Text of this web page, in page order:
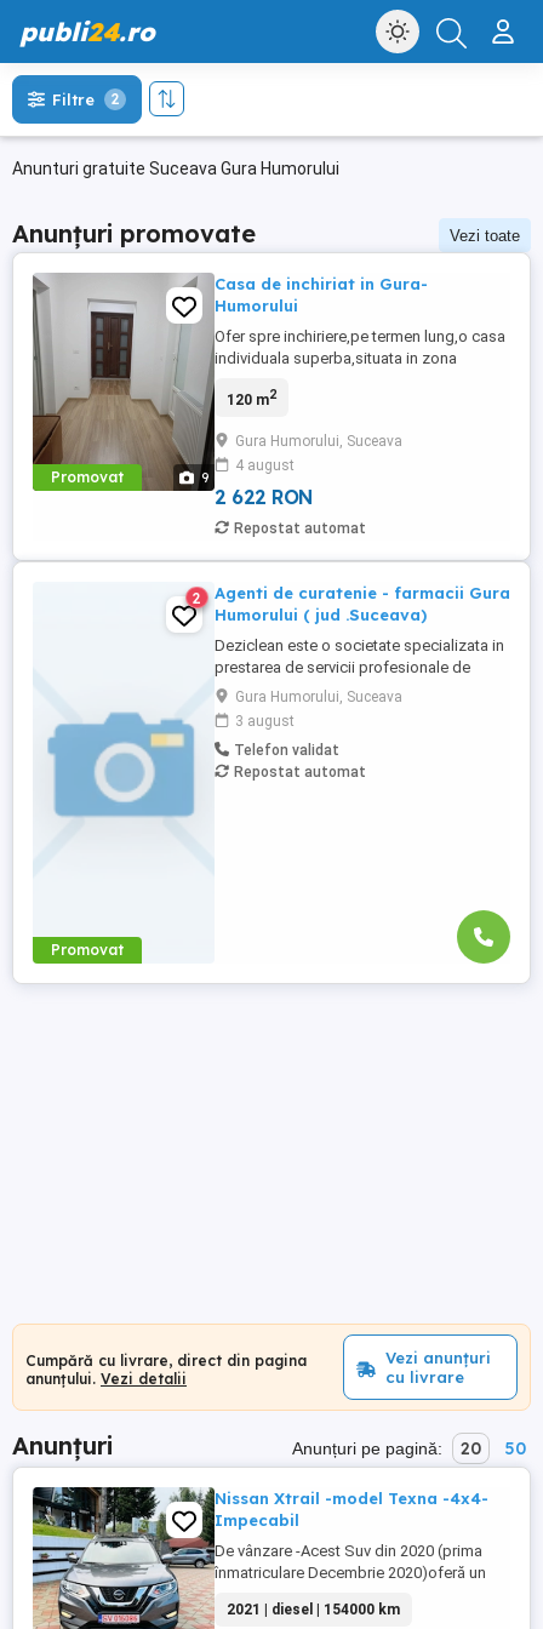
publi24.ro
Anunturi gratuite Suceava Gura Humorului
Filtre 2
Anunțuri promovate Vezi toate
Promovat 9
Casa de inchiriat in Gura-
Humorului
Ofer spre inchiriere,pe termen lung,o casa
individuala superba,situata in zona
complet renovata recent si are o izolare
dormitoare spatioase,living open -space
cu bucatarie noua,,complet utilata,o baie
moderna si o centrala ...
120 m2
Gura Humorului, Suceava
4 august
2 622 RON
Repostat automat
Promovat
2
Agenti de curatenie - farmacii Gura
Humorului ( jud .Suceava)
Deziclean este o societate specializata in
prestarea de servicii profesionale de
curatenie. Compania noastra asigura
servicii de curatenie in aproape toate
orasele mari din Romania. Suntem in
cautare de agenti de curatenie pentru
farmacii. Program part-time Atributii:
Gura Humorului, Suceava
3 august
Telefon validat
Repostat automat
Cumpără cu livrare, direct din pagina
anunțului. Vezi detalii
Vezi anunțuri
cu livrare
Anunțuri Anunțuri pe pagină: 20 50
Nissan Xtrail -model Texna -4x4-
Impecabil
De vânzare -Acest Suv din 2020 (prima
înmatriculare Decembrie 2020)oferă un
tehnologie și siguranță .Modelul se
2021 | diesel | 154000 km